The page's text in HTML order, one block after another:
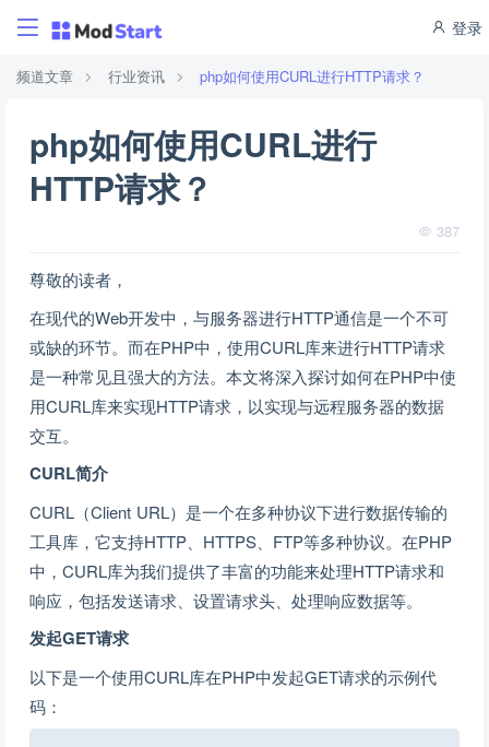
登录
频道文章 行业资讯 php如何使用CURL进行HTTP请求？
php如何使用CURL进行
HTTP请求？
387
尊敬的读者，
在现代的Web开发中，与服务器进行HTTP通信是一个不可
或缺的环节。而在PHP中，使用CURL库来进行HTTP请求
是一种常见且强大的方法。本文将深入探讨如何在PHP中使
用CURL库来实现HTTP请求，以实现与远程服务器的数据
交互。
CURL简介
CURL（Client URL）是一个在多种协议下进行数据传输的
工具库，它支持HTTP、HTTPS、FTP等多种协议。在PHP
中，CURL库为我们提供了丰富的功能来处理HTTP请求和
响应，包括发送请求、设置请求头、处理响应数据等。
发起GET请求
以下是一个使用CURL库在PHP中发起GET请求的示例代
码：